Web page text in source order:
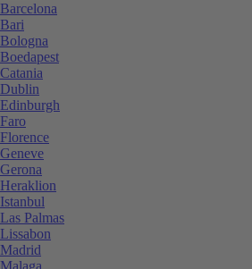
Barcelona
Bari
Bologna
Boedapest
Catania
Dublin
Edinburgh
Faro
Florence
Geneve
Gerona
Heraklion
Istanbul
Las Palmas
Lissabon
Madrid
Malaga